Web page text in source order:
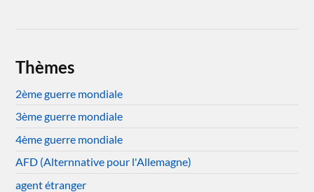
Thèmes
2ème guerre mondiale
3ème guerre mondiale
4ème guerre mondiale
AFD (Alternnative pour l'Allemagne)
agent étranger